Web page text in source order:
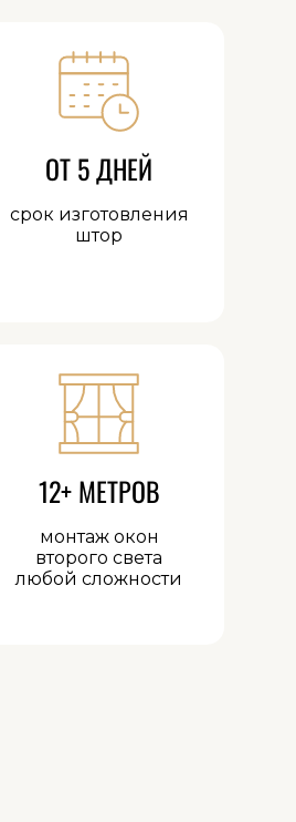
ОТ 5 ДНЕЙ
срок изготовления
штор
12+ МЕТРОВ
монтаж окон
второго света
любой сложности